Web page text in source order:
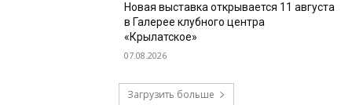
Новая выставка открывается 11 августа
в Галерее клубного центра
«Крылатское»
07.08.2026
Загрузить больше